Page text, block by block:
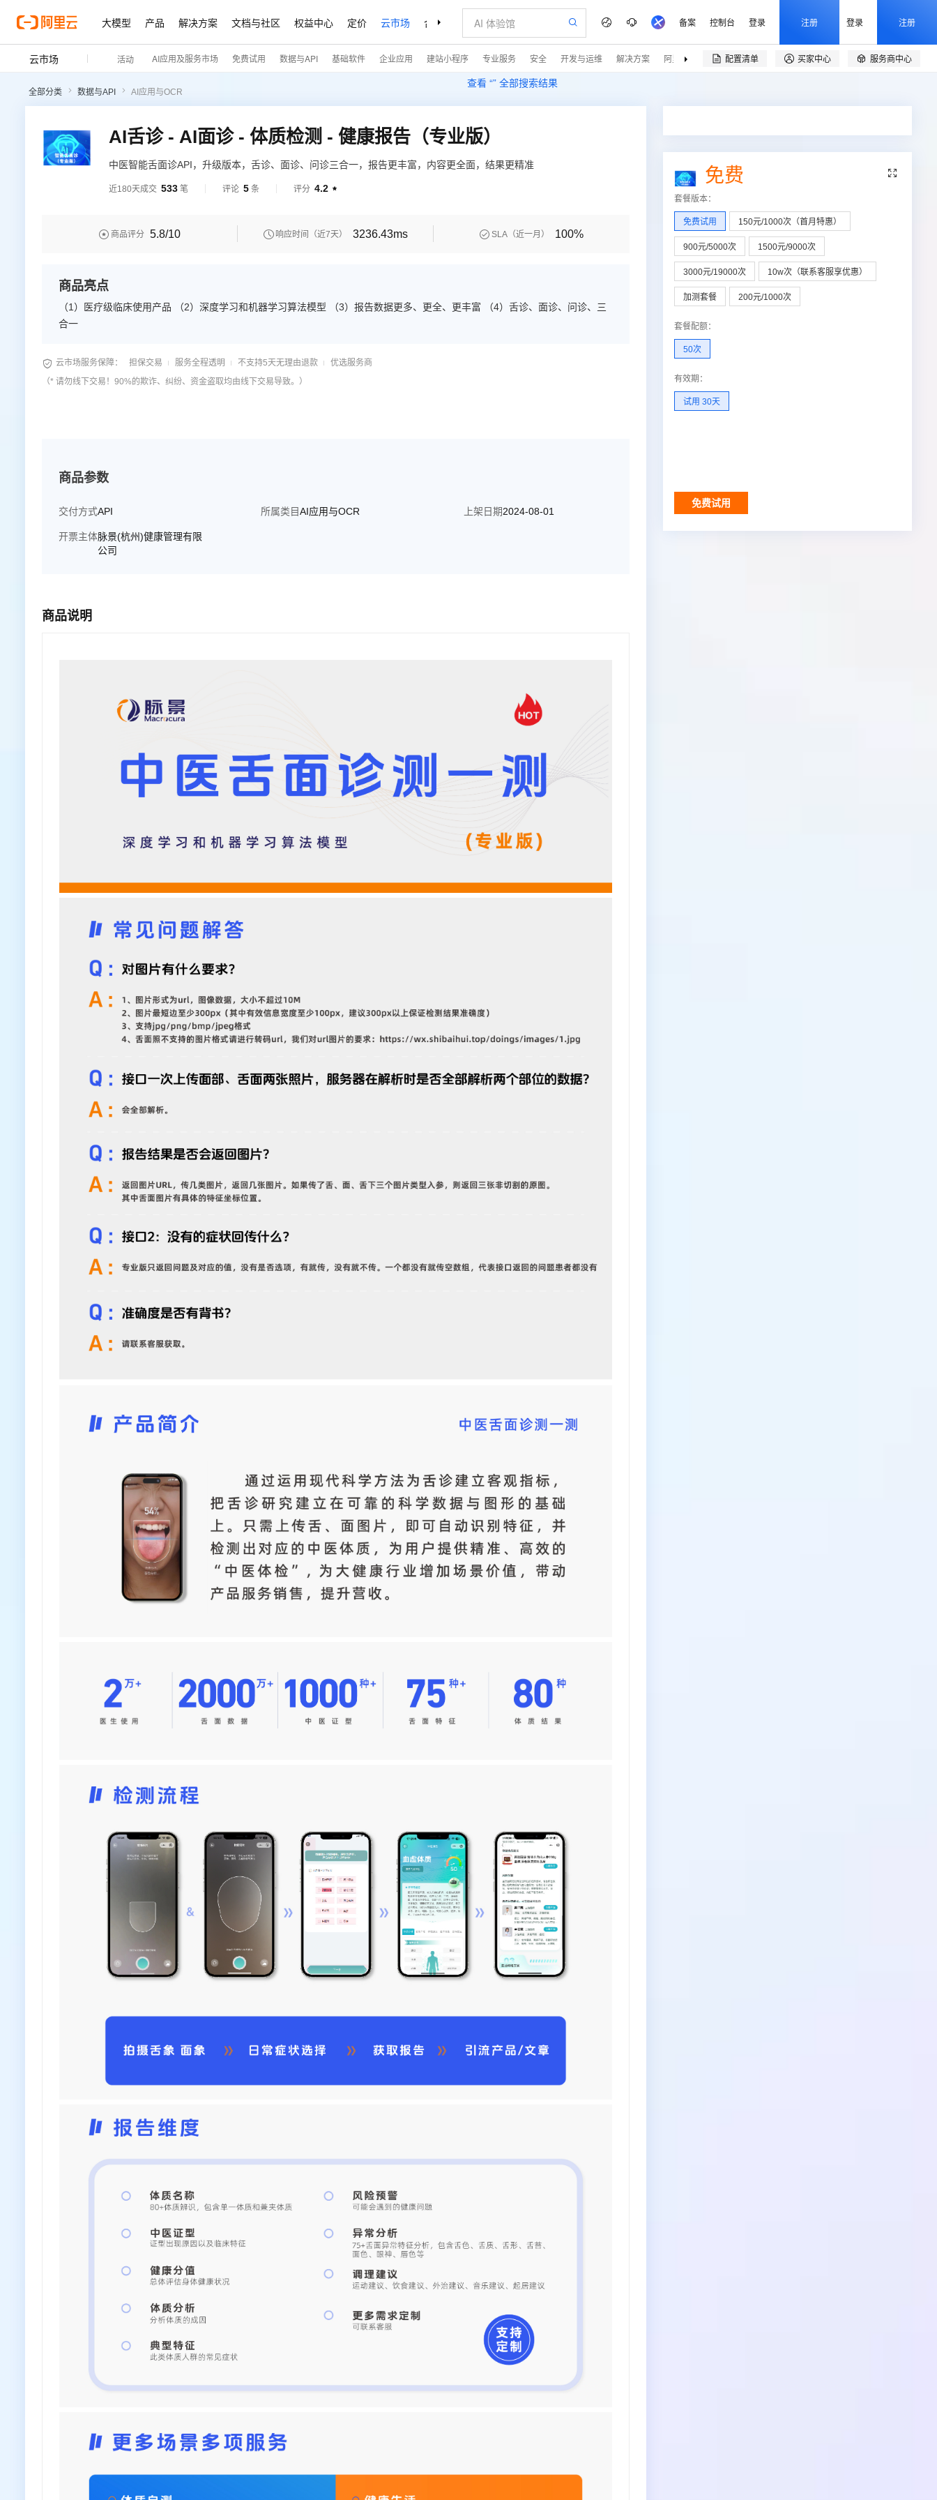
大模型 产品 解决方案 文档与社区 权益中心 定价 云市场 合作伙伴 支持与服务 了解阿里云
查看 “” 全部搜索结果
备案 控制台 登录 注册 登录 注册
云市场 活动 AI应用及服务市场 免费试用 数据与API 基础软件 企业应用 建站小程序 专业服务 安全 开发与运维 解决方案 阿里云精选 伙伴招募
配置清单  买家中心  服务商中心
全部分类 数据与API AI应用与OCR
AI舌诊 - AI面诊 - 体质检测 - 健康报告（专业版）
中医智能舌面诊API，升级版本，舌诊、面诊、问诊三合一，报告更丰富，内容更全面，结果更精准
近180天成交 533 笔 评论 5 条 评分 4.2 
 商品评分 5.8/10  响应时间（近7天） 3236.43ms  SLA（近一月） 100%
商品亮点
（1）医疗级临床使用产品 （2）深度学习和机器学习算法模型 （3）报告数据更多、更全、更丰富 （4）舌诊、面诊、问诊、三
合一
 云市场服务保障： 担保交易 服务全程透明 不支持5天无理由退款
优选服务商
（* 请勿线下交易！90%的欺诈、纠纷、资金盗取均由线下交易导致。）
商品参数
交付方式API 所属类目AI应用与OCR 上架日期2024-08-01
开票主体脉景(杭州)健康管理有限
公司
商品说明

免费
套餐版本：
免费试用 150元/1000次（首月特惠）
900元/5000次 1500元/9000次
3000元/19000次 10w次（联系客服享优惠）
加测套餐 200元/1000次
套餐配额 ：
50次
有效期 ：
试用 30天
免费试用